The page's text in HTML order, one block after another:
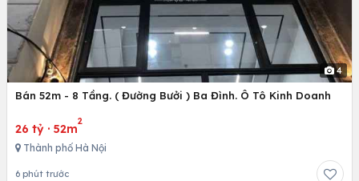
4
Bán 52m - 8 Tầng. ( Đường Bưởi ) Ba Đình. Ô Tô Kinh Doanh
26 tỷ · 52m
2
Thành phố Hà Nội
6 phút trước